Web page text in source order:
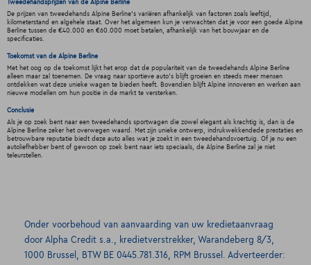
Tweedehandsprijzen van de Alpine Berline
De prijzen van tweedehands Alpine Berline's variëren afhankelijk van factoren zoals leeftijd,
kilometerstand en algehele staat. Over het algemeen kun je verwachten dat je voor een goede Alpine
Berline tussen de €40.000 en €60.000 moet betalen, afhankelijk van het bouwjaar en de
specificaties.
Toekomst van de Alpine Berline
Met het oog op de toekomst lijkt het erop dat de populariteit van de tweedehands Alpine Berline
alleen maar zal toenemen. De vraag naar sportieve auto's blijft groeien en steeds meer mensen
ontdekken wat deze unieke wagen te bieden heeft. Bovendien blijft Alpine innoveren en werken aan
nieuwe modellen om hun positie in de markt te versterken.
Conclusie
Als je op zoek bent naar een tweedehands sportwagen die zowel elegant als krachtig is, dan is de
Alpine Berline zeker het overwegen waard. Met zijn unieke ontwerp, indrukwekkendede prestaties en
betrouwbare reputatie biedt deze auto alles wat je zoekt in een tweedehandsvoertuig. Of je nu een
autoliefhebber bent of gewoon op zoek bent naar iets speciaals, de Alpine Berline zal je niet
teleurstellen.
Onder voorbehoud van aanvaarding van uw kredietaanvraag
door Alpha Credit s.a., kredietverstrekker, Warandeberg 8/3,
1000 Brussel, BTW BE 0445.781.316, RPM Brussel. Adverteerder: